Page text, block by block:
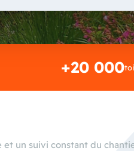
+20 000
un suivi constant du